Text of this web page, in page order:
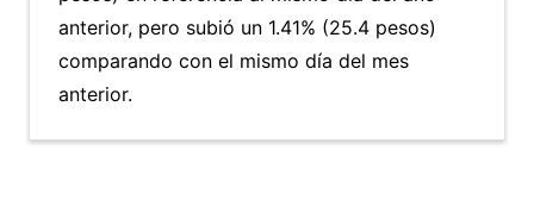
anterior, pero subió un 1.41% (25.4 pesos)
comparando con el mismo día del mes
anterior.